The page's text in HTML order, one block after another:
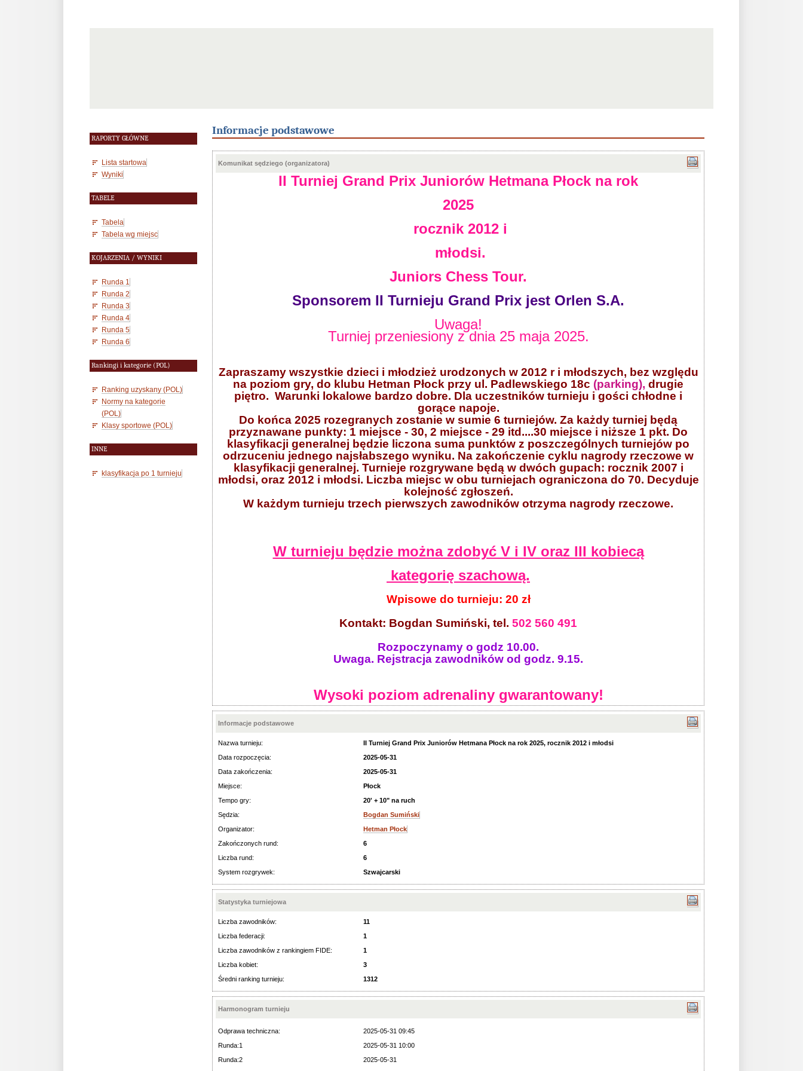
RAPORTY GŁÓWNE
Lista startowa
Wyniki
TABELE
Tabela
Tabela wg miejsc
KOJARZENIA / WYNIKI
Runda 1
Runda 2
Runda 3
Runda 4
Runda 5
Runda 6
Rankingi i kategorie (POL)
Ranking uzyskany (POL)
Normy na kategorie
(POL)
Klasy sportowe (POL)
INNE
klasyfikacja po 1 turnieju
Informacje podstawowe
Komunikat sędziego (organizatora)
II Turniej Grand Prix Juniorów Hetmana Płock na rok
2025
rocznik 2012 i
młodsi.
Juniors Chess Tour.
Sponsorem II Turnieju Grand Prix jest Orlen S.A.
Uwaga!
Turniej przeniesiony z dnia 25 maja 2025.
Zapraszamy wszystkie dzieci i młodzież urodzonych w 2012 r i młodszych, bez względu
na poziom gry, do klubu Hetman Płock przy ul. Padlewskiego 18c (parking), drugie
piętro. Warunki lokalowe bardzo dobre. Dla uczestników turnieju i gości chłodne i
gorące napoje.
Do końca 2025 rozegranych zostanie w sumie 6 turniejów. Za każdy turniej będą
przyznawane punkty: 1 miejsce - 30, 2 miejsce - 29 itd....30 miejsce i niższe 1 pkt. Do
klasyfikacji generalnej będzie liczona suma punktów z poszczególnych turniejów po
odrzuceniu jednego najsłabszego wyniku. Na zakończenie cyklu nagrody rzeczowe w
klasyfikacji generalnej. Turnieje rozgrywane będą w dwóch gupach: rocznik 2007 i
młodsi, oraz 2012 i młodsi. Liczba miejsc w obu turniejach ograniczona do 70. Decyduje
kolejność zgłoszeń.
W każdym turnieju trzech pierwszych zawodników otrzyma nagrody rzeczowe.
W turnieju będzie można zdobyć V i IV oraz III kobiecą
kategorię szachową.
Wpisowe do turnieju: 20 zł
Kontakt: Bogdan Sumiński, tel. 502 560 491
Rozpoczynamy o godz 10.00.
Uwaga. Rejstracja zawodników od godz. 9.15.
Wysoki poziom adrenaliny gwarantowany!
Informacje podstawowe
Nazwa turnieju:
II Turniej Grand Prix Juniorów Hetmana Płock na rok 2025, rocznik 2012 i młodsi
Data rozpoczęcia:
2025-05-31
Data zakończenia:
2025-05-31
Miejsce:
Płock
Tempo gry:
20' + 10" na ruch
Sędzia:
Bogdan Sumiński
Organizator:
Hetman Płock
Zakończonych rund:
6
Liczba rund:
6
System rozgrywek:
Szwajcarski
Statystyka turniejowa
Liczba zawodników:
11
Liczba federacji:
1
Liczba zawodników z rankingiem FIDE:
1
Liczba kobiet:
3
Średni ranking turnieju:
1312
Harmonogram turnieju
Odprawa techniczna:
2025-05-31 09:45
Runda:1
2025-05-31 10:00
Runda:2
2025-05-31